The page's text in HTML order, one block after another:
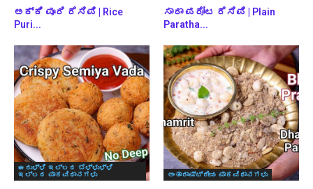
ಅಕ್ಕಿ ಪೂರಿ ರೆಸಿಪಿ | Rice
Puri...
ಸಾದಾ ಪರೋಟ ರೆಸಿಪಿ | Plain
Paratha...
ಈರುಳ್ಳಿ ಇಲ್ಲದ ಬೆಳ್ಳುಳ್ಳಿ
ಇಲ್ಲದ ಪಾಕವಿಧಾನಗಳು ಅಂತಾರಾಷ್ಟ್ರೀಯ ಪಾಕವಿಧಾನಗಳು